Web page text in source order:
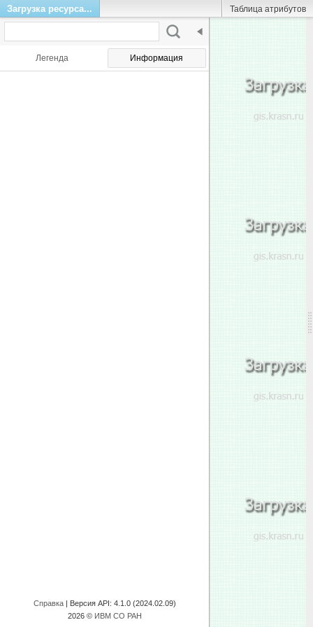
Загрузка ресурса... Таблица атрибутов
Легенда Информация
Справка| Версия API: 4.1.0 (2024.02.09)
2026 © ИВМ СО РАН